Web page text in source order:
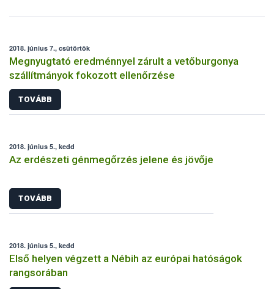
2018. június 7., csütörtök
Megnyugtató eredménnyel zárult a vetőburgonya
szállítmányok fokozott ellenőrzése
TOVÁBB
2018. június 5., kedd
Az erdészeti génmegőrzés jelene és jövője
TOVÁBB
2018. június 5., kedd
Első helyen végzett a Nébih az európai hatóságok
rangsorában